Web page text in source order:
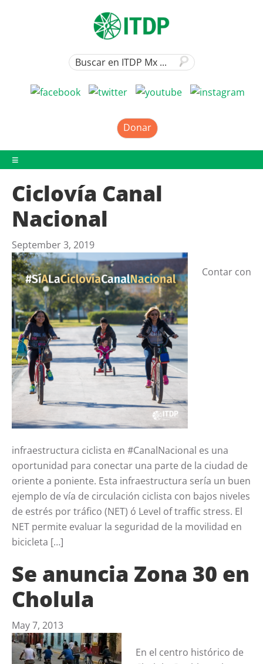
Donar
Ciclovía Canal
Nacional
September 3, 2019
Contar con
infraestructura ciclista en #CanalNacional es una
oportunidad para conectar una parte de la ciudad de
oriente a poniente. Esta infraestructura sería un buen
ejemplo de vía de circulación ciclista con bajos niveles
de estrés por tráfico (NET) ó Level of traffic stress. El
NET permite evaluar la seguridad de la movilidad en
bicicleta […]
Se anuncia Zona 30 en
Cholula
May 7, 2013
En el centro histórico de